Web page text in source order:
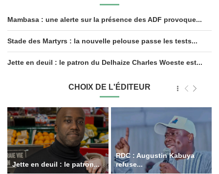
Mambasa : une alerte sur la présence des ADF provoque...
Stade des Martyrs : la nouvelle pelouse passe les tests...
Jette en deuil : le patron du Delhaize Charles Woeste est...
CHOIX DE L'ÉDITEUR
Jette en deuil : le patron...
RDC : Augustin Kabuya
refuse...